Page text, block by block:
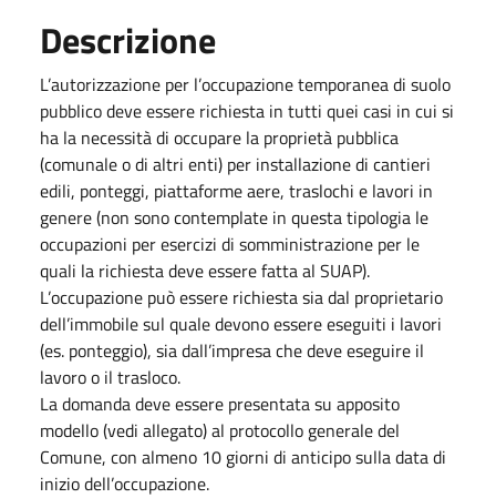
Descrizione
L’autorizzazione per l’occupazione temporanea di suolo
pubblico deve essere richiesta in tutti quei casi in cui si
ha la necessità di occupare la proprietà pubblica
(comunale o di altri enti) per installazione di cantieri
edili, ponteggi, piattaforme aere, traslochi e lavori in
genere (non sono contemplate in questa tipologia le
occupazioni per esercizi di somministrazione per le
quali la richiesta deve essere fatta al SUAP).
L’occupazione può essere richiesta sia dal proprietario
dell’immobile sul quale devono essere eseguiti i lavori
(es. ponteggio), sia dall’impresa che deve eseguire il
lavoro o il trasloco.
La domanda deve essere presentata su apposito
modello (vedi allegato) al protocollo generale del
Comune, con almeno 10 giorni di anticipo sulla data di
inizio dell’occupazione.